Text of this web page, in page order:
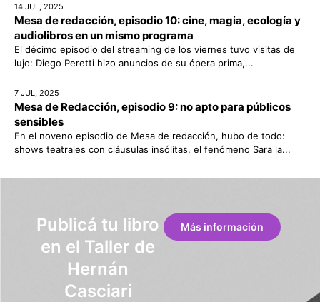
14 JUL, 2025
Mesa de redacción, episodio 10: cine, magia, ecología y
audiolibros en un mismo programa
El décimo episodio del streaming de los viernes tuvo visitas de
lujo: Diego Peretti hizo anuncios de su ópera prima,...
7 JUL, 2025
Mesa de Redacción, episodio 9: no apto para públicos
sensibles
En el noveno episodio de Mesa de redacción, hubo de todo:
shows teatrales con cláusulas insólitas, el fenómeno Sara la...
Publicá tu libro
en el Taller de
Hernán
Casciari
Más información